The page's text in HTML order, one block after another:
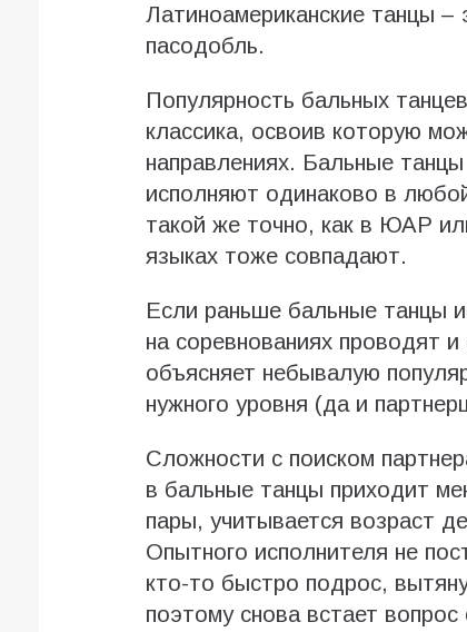
Латиноамериканские танцы
пасодобль.
Популярность бальных
классика, освоив которую
направлениях. Бальные
исполняют одинаково в
такой же точно, как в ЮАР
языках тоже совпадают.
Если раньше бальные танцы
на соревнованиях проводят
объясняет небывалую
нужного уровня (да и
Сложности с поиском
в бальные танцы приходит
пары, учитывается возраст
Опытного исполнителя не
кто-то быстро подрос,
поэтому снова встает